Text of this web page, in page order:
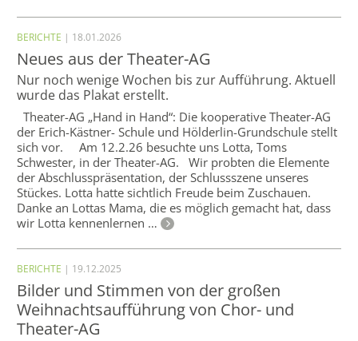
BERICHTE | 18.01.2026
Neues aus der Theater-AG
Nur noch wenige Wochen bis zur Aufführung. Aktuell
wurde das Plakat erstellt.
Theater-AG „Hand in Hand“: Die kooperative Theater-AG
der Erich-Kästner- Schule und Hölderlin-Grundschule stellt
sich vor. Am 12.2.26 besuchte uns Lotta, Toms
Schwester, in der Theater-AG. Wir probten die Elemente
der Abschlusspräsentation, der Schlussszene unseres
Stückes. Lotta hatte sichtlich Freude beim Zuschauen.
Danke an Lottas Mama, die es möglich gemacht hat, dass
wir Lotta kennenlernen …
BERICHTE | 19.12.2025
Bilder und Stimmen von der großen
Weihnachtsaufführung von Chor- und
Theater-AG